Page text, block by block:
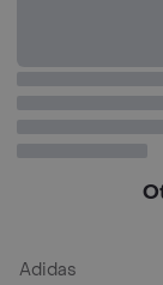
Adidas